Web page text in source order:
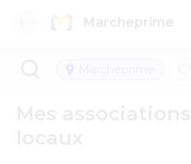
Marcheprime